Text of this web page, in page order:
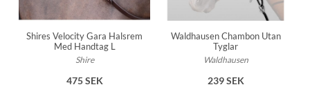
Shires Velocity Gara Halsrem
Med Handtag L
Shire
475 SEK
Waldhausen Chambon Utan
Tyglar
Waldhausen
239 SEK